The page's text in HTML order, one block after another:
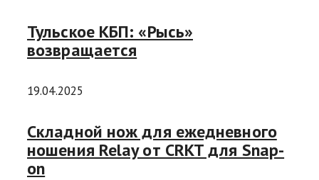
Тульское КБП: «Рысь»
возвращается
19.04.2025
Складной нож для ежедневного
ношения Relay от CRKT для Snap-
on